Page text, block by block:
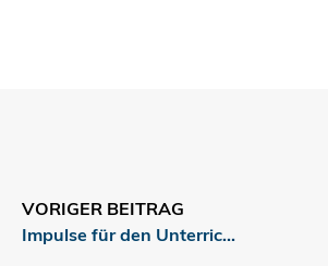
VORIGER BEITRAG
Impulse für den Unterricht: Wie die Gen Z reist